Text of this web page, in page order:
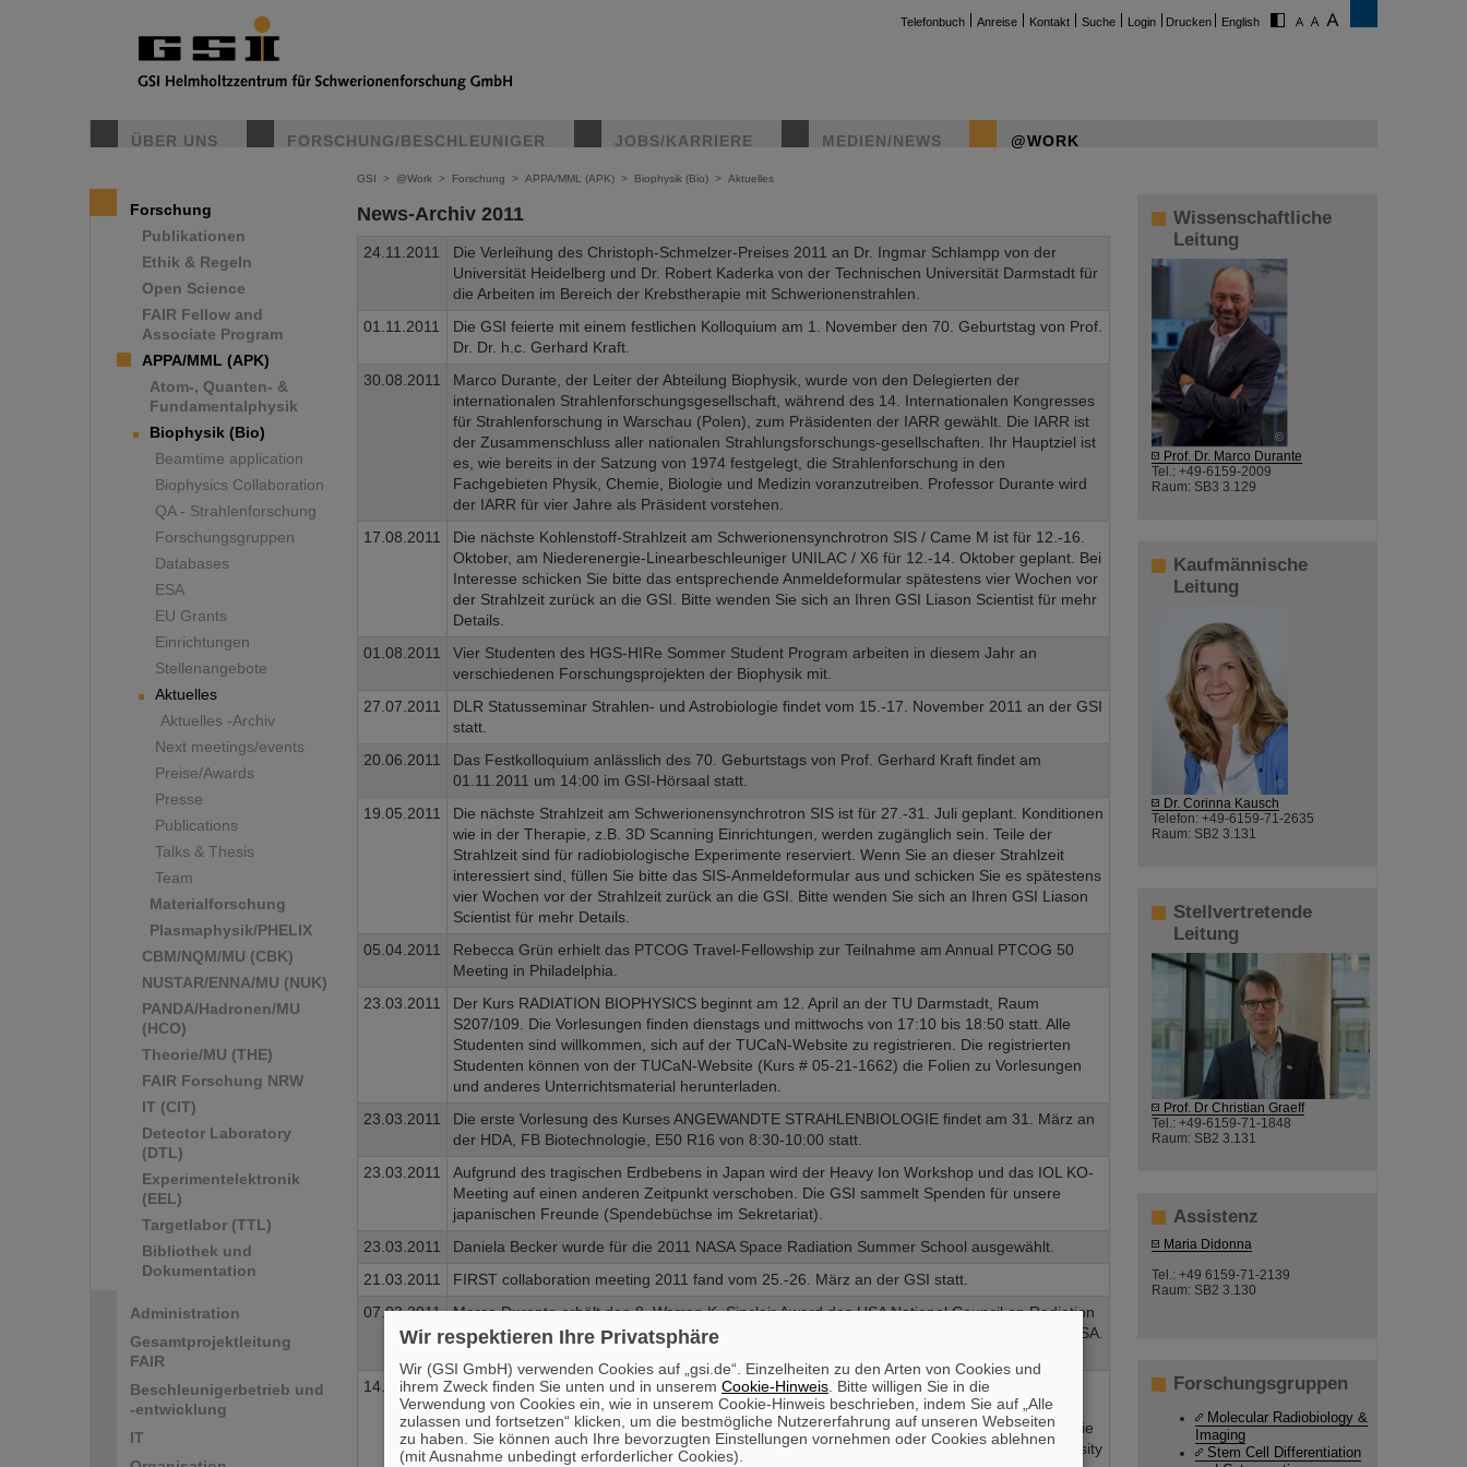
Telefonbuch Anreise Kontakt Suche Login Drucken English
ÜBER UNS FORSCHUNG/BESCHLEUNIGER JOBS/KARRIERE MEDIEN/NEWS @WORK
Forschung
Publikationen
Ethik & Regeln
Open Science
FAIR Fellow and
Associate Program
APPA/MML (APK)
Atom-, Quanten- &
Fundamentalphysik
Biophysik (Bio)
Beamtime application
Biophysics Collaboration
QA - Strahlenforschung
Forschungsgruppen
Databases
ESA
EU Grants
Einrichtungen
Stellenangebote
Aktuelles
Aktuelles -Archiv
Next meetings/events
Preise/Awards
Presse
Publications
Talks & Thesis
Team
Materialforschung
Plasmaphysik/PHELIX
CBM/NQM/MU (CBK)
NUSTAR/ENNA/MU (NUK)
PANDA/Hadronen/MU
(HCO)
Theorie/MU (THE)
FAIR Forschung NRW
IT (CIT)
Detector Laboratory
(DTL)
Experimentelektronik
(EEL)
Targetlabor (TTL)
Bibliothek und
Dokumentation
Administration
Gesamtprojektleitung
FAIR
Beschleunigerbetrieb und
-entwicklung
IT
GSI > @Work > Forschung > APPA/MML (APK) > Biophysik (Bio) > Aktuelles
News-Archiv 2011
24.11.2011
Die Verleihung des Christoph-Schmelzer-Preises 2011 an Dr. Ingmar Schlampp von der
Universität Heidelberg und Dr. Robert Kaderka von der Technischen Universität Darmstadt für
die Arbeiten im Bereich der Krebstherapie mit Schwerionenstrahlen.
01.11.2011
Die GSI feierte mit einem festlichen Kolloquium am 1. November den 70. Geburtstag von Prof.
Dr. Dr. h.c. Gerhard Kraft.
30.08.2011
Marco Durante, der Leiter der Abteilung Biophysik, wurde von den Delegierten der
internationalen Strahlenforschungsgesellschaft, während des 14. Internationalen Kongresses
für Strahlenforschung in Warschau (Polen), zum Präsidenten der IARR gewählt. Die IARR ist
der Zusammenschluss aller nationalen Strahlungsforschungs-gesellschaften. Ihr Hauptziel ist
es, wie bereits in der Satzung von 1974 festgelegt, die Strahlenforschung in den
Fachgebieten Physik, Chemie, Biologie und Medizin voranzutreiben. Professor Durante wird
der IARR für vier Jahre als Präsident vorstehen.
17.08.2011
Die nächste Kohlenstoff-Strahlzeit am Schwerionensynchrotron SIS / Came M ist für 12.-16.
Oktober, am Niederenergie-Linearbeschleuniger UNILAC / X6 für 12.-14. Oktober geplant. Bei
Interesse schicken Sie bitte das entsprechende Anmeldeformular spätestens vier Wochen vor
der Strahlzeit zurück an die GSI. Bitte wenden Sie sich an Ihren GSI Liason Scientist für mehr
Details.
01.08.2011
Vier Studenten des HGS-HIRe Sommer Student Program arbeiten in diesem Jahr an
verschiedenen Forschungsprojekten der Biophysik mit.
27.07.2011
DLR Statusseminar Strahlen- und Astrobiologie findet vom 15.-17. November 2011 an der GSI
statt.
20.06.2011
Das Festkolloquium anlässlich des 70. Geburtstags von Prof. Gerhard Kraft findet am
01.11.2011 um 14:00 im GSI-Hörsaal statt.
19.05.2011
Die nächste Strahlzeit am Schwerionensynchrotron SIS ist für 27.-31. Juli geplant. Konditionen
wie in der Therapie, z.B. 3D Scanning Einrichtungen, werden zugänglich sein. Teile der
Strahlzeit sind für radiobiologische Experimente reserviert. Wenn Sie an dieser Strahlzeit
interessiert sind, füllen Sie bitte das SIS-Anmeldeformular aus und schicken Sie es spätestens
vier Wochen vor der Strahlzeit zurück an die GSI. Bitte wenden Sie sich an Ihren GSI Liason
Scientist für mehr Details.
05.04.2011
Rebecca Grün erhielt das PTCOG Travel-Fellowship zur Teilnahme am Annual PTCOG 50
Meeting in Philadelphia.
23.03.2011
Der Kurs RADIATION BIOPHYSICS beginnt am 12. April an der TU Darmstadt, Raum
S207/109. Die Vorlesungen finden dienstags und mittwochs von 17:10 bis 18:50 statt. Alle
Studenten sind willkommen, sich auf der TUCaN-Website zu registrieren. Die registrierten
Studenten können von der TUCaN-Website (Kurs # 05-21-1662) die Folien zu Vorlesungen
und anderes Unterrichtsmaterial herunterladen.
23.03.2011
Die erste Vorlesung des Kurses ANGEWANDTE STRAHLENBIOLOGIE findet am 31. März an
der HDA, FB Biotechnologie, E50 R16 von 8:30-10:00 statt.
23.03.2011
Aufgrund des tragischen Erdbebens in Japan wird der Heavy Ion Workshop und das IOL KO-
Meeting auf einen anderen Zeitpunkt verschoben. Die GSI sammelt Spenden für unsere
japanischen Freunde (Spendebüchse im Sekretariat).
23.03.2011
Daniela Becker wurde für die 2011 NASA Space Radiation Summer School ausgewählt.
21.03.2011
FIRST collaboration meeting 2011 fand vom 25.-26. März an der GSI statt.
07.03.2011
Marco Durante erhält den 8. Warren K. Sinclair Award des USA National Council on Radiation
Protection and Measurement NCRP auf dem 47. Annual Meeting der NCRP in Bethesda, USA.
M. Durante hatte als Preisträger die Ehre, die Eröffnungsrede des Meetings zu halten.
14.02.2011
Neues International Open Laboratory in Japan wird von der GSI geleitet. Die Abteilung
Biophysik der GSI wird mit NIRS am International Open Laboratory (IOL) namens “Particle
Beam Quality Research Unit” zusammenarbeiten. Es ist das 4. am NIRS gegründete IOL, die
übrigen werden vom Karolinska Institute (Schweden), Colorado State und Columbia University
Wissenschaftliche
Leitung
©
Prof. Dr. Marco Durante
Tel.: +49-6159-2009
Raum: SB3 3.129
Kaufmännische
Leitung
©
Dr. Corinna Kausch
Telefon: +49-6159-71-2635
Raum: SB2 3.131
Stellvertretende
Leitung
©
Prof. Dr Christian Graeff
Tel.: +49-6159-71-1848
Raum: SB2 3.131
Assistenz
Maria Didonna
Tel.: +49 6159-71-2139
Raum: SB2 3.130
Forschungsgruppen
Molecular Radiobiology &
Imaging
Stem Cell Differentiation
Wir respektieren Ihre Privatsphäre
Wir (GSI GmbH) verwenden Cookies auf „gsi.de“. Einzelheiten zu den Arten von Cookies und
ihrem Zweck finden Sie unten und in unserem Cookie-Hinweis . Bitte willigen Sie in die
Verwendung von Cookies ein, wie in unserem Cookie-Hinweis beschrieben, indem Sie auf „Alle
zulassen und fortsetzen“ klicken, um die bestmögliche Nutzererfahrung auf unseren Webseiten
zu haben. Sie können auch Ihre bevorzugten Einstellungen vornehmen oder Cookies ablehnen
(mit Ausnahme unbedingt erforderlicher Cookies).